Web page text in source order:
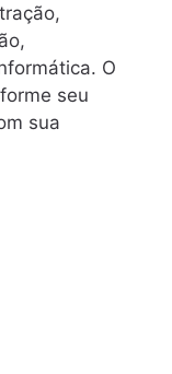
O
seu
sua